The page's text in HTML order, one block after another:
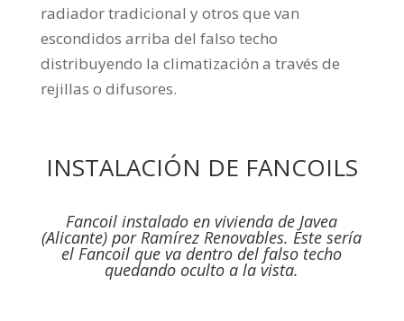
radiador tradicional y otros que van
escondidos arriba del falso techo
distribuyendo la climatización a través de
rejillas o difusores.
INSTALACIÓN DE FANCOILS
Fancoil instalado en vivienda de Javea
(Alicante) por Ramírez Renovables. Este sería
el Fancoil que va dentro del falso techo
quedando oculto a la vista.